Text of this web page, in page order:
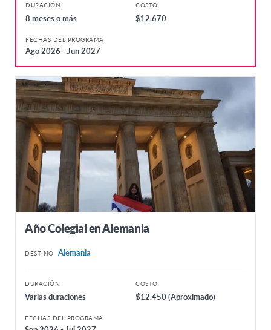
DURACIÓN
8 meses o más
COSTO
$12.670
FECHAS DEL PROGRAMA
Ago 2026 - Jun 2027
Año Colegial en Alemania
DESTINO Alemania
DURACIÓN
Varias duraciones
COSTO
$12.450 (Aproximado)
FECHAS DEL PROGRAMA